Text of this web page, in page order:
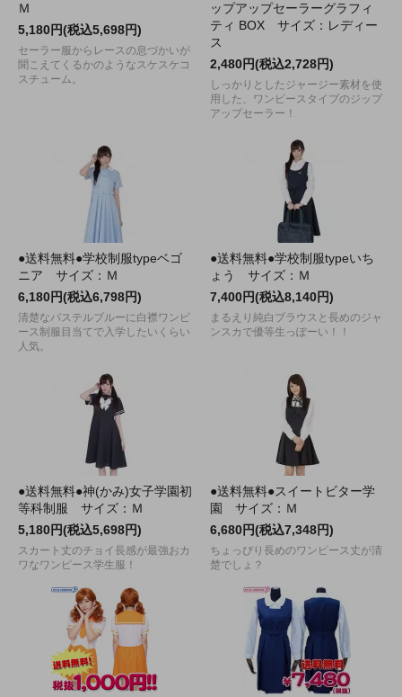
Ｍ
5,180円(税込5,698円)
セーラー服からレースの息づかいが
聞こえてくるかのようなスケスケコ
スチューム。
ップアップセーラーグラフィ
ティ BOX サイズ：レディー
ス
2,480円(税込2,728円)
しっかりとしたジャージー素材を使
用した、ワンピースタイプのジップ
アップセーラー！
●送料無料●学校制服typeベゴ
ニア サイズ：Ｍ
6,180円(税込6,798円)
清楚なパステルブルーに白襟ワンピ
ース制服目当てで入学したいくらい
人気。
●送料無料●学校制服typeいち
ょう サイズ：Ｍ
7,400円(税込8,140円)
まるえり純白ブラウスと長めのジャ
ンスカで優等生っぽーい！！
●送料無料●神(かみ)女子学園初
等科制服 サイズ：Ｍ
5,180円(税込5,698円)
スカート丈のチョイ長感が最強おカ
ワなワンピース学生服！
●送料無料●スイートビター学
園 サイズ：Ｍ
6,680円(税込7,348円)
ちょっぴり長めのワンピース丈が清
楚でしょ？